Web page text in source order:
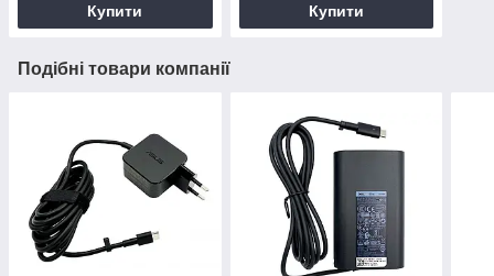
Купити Купити
Подібні товари компанії